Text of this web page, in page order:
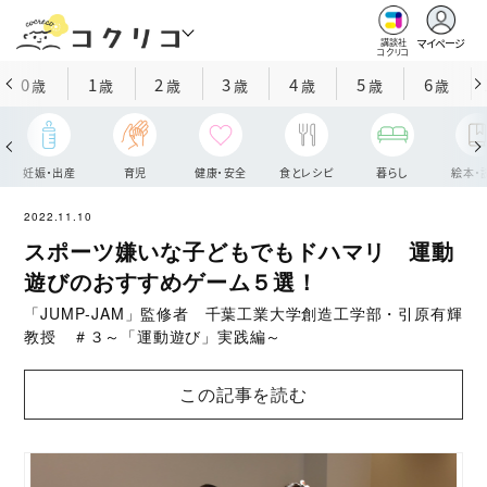
講談社
コクリコ
マイページ
0歳 1歳 2 歳 3歳 4歳 5歳 6歳
妊娠・出産 育児 健康・安全 食とレシピ 暮らし 絵本・
2022.11.10
スポーツ嫌いな子どもでもドハマリ 運動
遊びのおすすめゲーム５選！
「JUMP‐JAM」監修者 千葉工業大学創造工学部・引原有輝
教授 ＃３～「運動遊び」実践編～
この記事を読む